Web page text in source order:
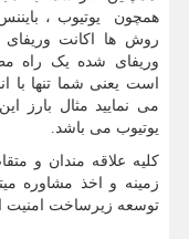
همچون یوتیوب ،
روش ها اکانت
وریفای شده یک راه
است یعنی شما تنها با
می نمایید مثال بارز
یوتیوب می باشد.
کلیه علاقه مندان و
زمینه و اخذ مشاوره
توسعه زیرساخت امنیت